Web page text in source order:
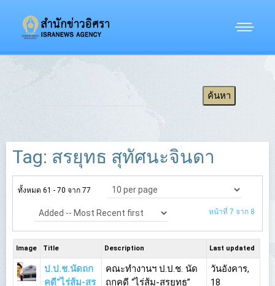
Tag: สรยุทธ สุทัศนะจินดา
ทั้งหมด 61 - 70 จาก 77
หน้าที่ 7 จาก 8
Image Title Description Last updated
ป.ป.ช.นัดถก
คดี“ไร่ส้ม-สร
คณะทำงานฯ ป.ป.ช. นัด
ถกคดี “ไร่ส้ม-สรยุทธ”
วันอังคาร,
18